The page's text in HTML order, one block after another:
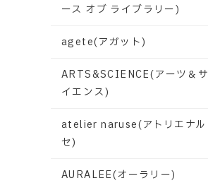
ース オブ ライブラリー)
agete(アガット)
ARTS&SCIENCE(アーツ＆サ
イエンス)
atelier naruse(アトリエナル
セ)
AURALEE(オーラリー)